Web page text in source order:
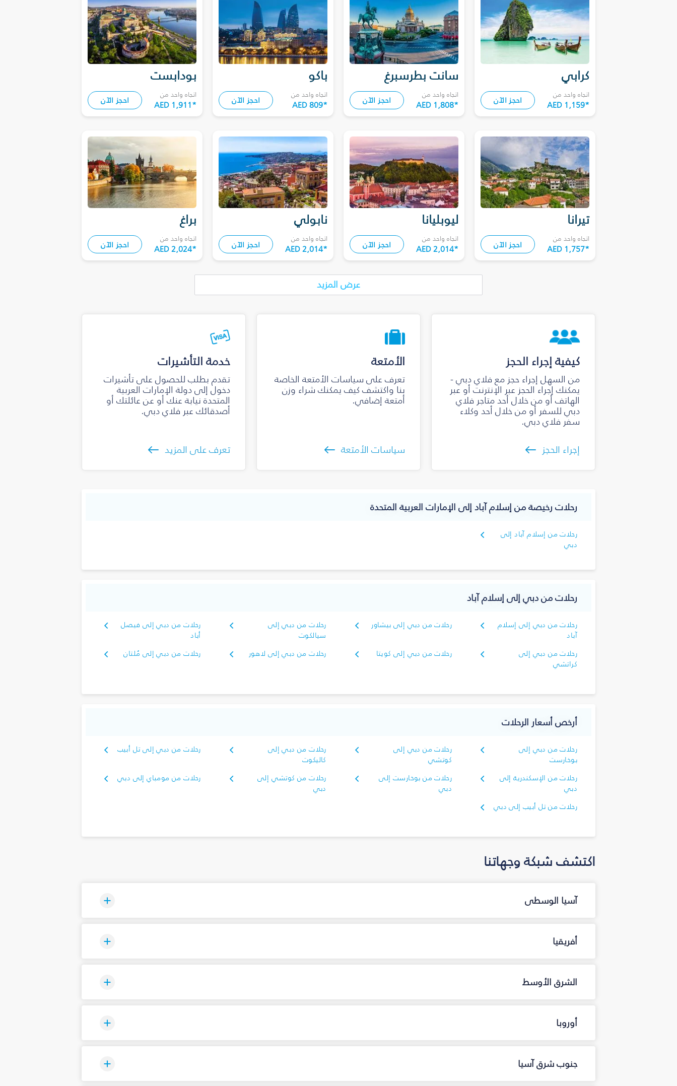
كرابي
اتجاه واحد من
AED 1,159* احجز الآن
سانت بطرسبرغ
اتجاه واحد من
AED 1,808* احجز الآن
باكو
اتجاه واحد من
AED 809* احجز الآن
بودابست
اتجاه واحد من
AED 1,911* احجز الآن
تيرانا
اتجاه واحد من
AED 1,757* احجز الآن
ليوبليانا
اتجاه واحد من
AED 2,014* احجز الآن
نابولي
اتجاه واحد من
AED 2,014* احجز الآن
براغ
اتجاه واحد من
AED 2,024* احجز الآن
عرض المزيد
كيفية إجراء الحجز
من السهل إجراء حجز مع فلاي دبي -
يمكنك إجراء الحجز عبر الإنترنت أو عبر
الهاتف أو من خلال أحد متاجر فلاي
دبي للسفر أو من خلال أحد وكلاء
سفر فلاي دبي.
إجراء الحجز
الأمتعة
تعرف على سياسات الأمتعة الخاصة
بنا واكتشف كيف يمكنك شراء وزن
أمتعة إضافي.
سياسات الأمتعة
خدمة التأشيرات
تقدم بطلب للحصول على تأشيرات
دخول إلى دولة الإمارات العربية
المتحدة نيابة عنك أو عن عائلتك أو
أصدقائك عبر فلاي دبي.
تعرف على المزيد
رحلات رخيصة من إسلام آباد إلى الإمارات العربية المتحدة
رحلات من إسلام آباد إلى
دبي
رحلات من دبي إلى إسلام آباد
رحلات من دبي إلى إسلام
آباد
رحلات من دبي إلى بيشاور
رحلات من دبي إلى
سيالكوت
رحلات من دبي إلى فيصل
أباد
رحلات من دبي إلى
كراتشي
رحلات من دبي إلى كويتا رحلات من دبي إلى لاهور رحلات من دبي إلى مُلتان
أرخص أسعار الرحلات
رحلات من دبي إلى
بوخارست
رحلات من دبي إلى
كوتشي
رحلات من دبي إلى
كاليكوت
رحلات من دبي إلى تل أبيب
رحلات من الإسكندرية إلى
دبي
رحلات من بوخارست إلى
دبي
رحلات من كوتشي إلى
دبي
رحلات من مومباي إلى دبي
رحلات من تل أبيب إلى دبي
اكتشف شبكة وجهاتنا
آسيا الوسطى
أفريقيا
الشرق الأوسط
أوروبا
جنوب شرق آسيا